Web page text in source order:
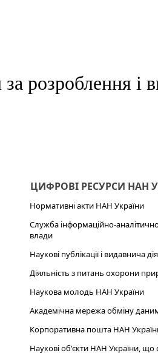
розроблення і
ЦИФРОВІ РЕСУРСИ НАН
Нормативні акти НАН України
Служба інформаційно-
влади
Наукові публікації і видавнича
Діяльність з питань охорони
Наукова молодь НАН України
Академічна мережа обміну
Корпоративна пошта НАН
Наукові об'єкти НАН України, що